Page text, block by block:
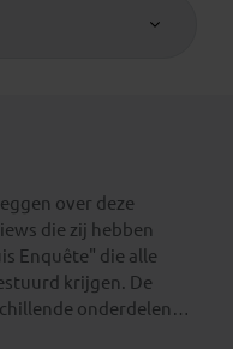
over deze
die zij hebben
Enquête" die alle
krijgen. De
onderdelen